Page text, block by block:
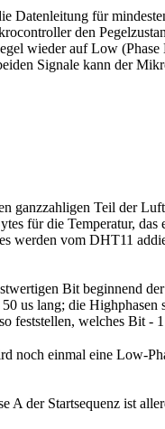
für
den
wieder auf Low
Signale kann der
ganzzahligen Teil der
für die Temperatur,
vom DHT11
Bit beginnend
us lang; die
feststellen, welches Bit -
noch einmal eine Low-
der Startsequenz ist